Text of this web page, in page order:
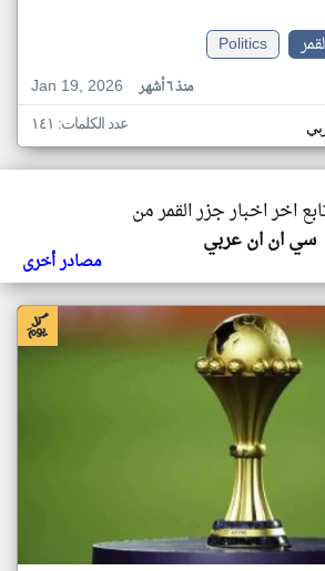
Politics
Jan 19, 2026
منذ ٦ أشهر
عدد الكلمات: ١٤١
اخر اخبار جزر القمر من
سي ان ان عربي
مصادر أخرى